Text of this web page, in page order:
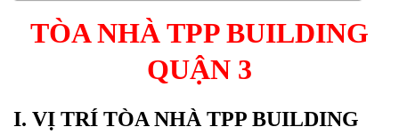
TÒA NHÀ TPP BUILDING
QUẬN 3
I. VỊ TRÍ TÒA NHÀ TPP BUILDING